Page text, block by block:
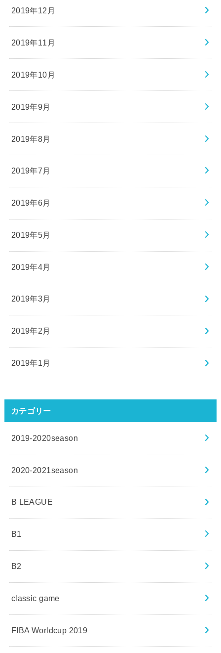
2019年12月
2019年11月
2019年10月
2019年9月
2019年8月
2019年7月
2019年6月
2019年5月
2019年4月
2019年3月
2019年2月
2019年1月
カテゴリー
2019-2020season
2020-2021season
B LEAGUE
B1
B2
classic game
FIBA Worldcup 2019